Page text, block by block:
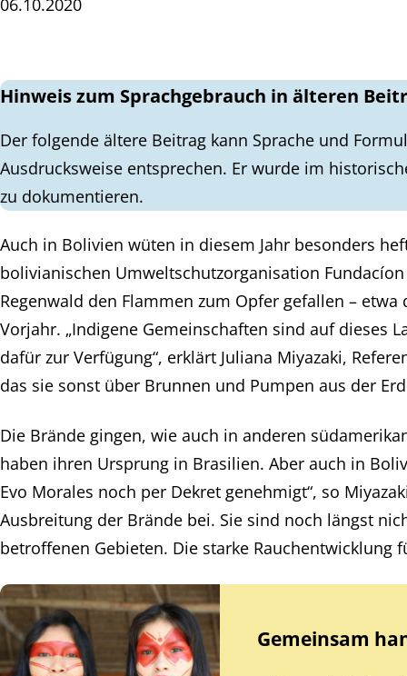
Hinweis zum Sprachgebrauch in älteren
Der folgende ältere Beitrag kann Sprache und
Ausdrucksweise entsprechen. Er wurde im
zu dokumentieren.
Auch in Bolivien wüten in diesem Jahr besonders
bolivianischen Umweltschutzorganisation
Regenwald den Flammen zum Opfer gefallen –
Vorjahr. „Indigene Gemeinschaften sind auf dieses
dafür zur Verfügung“, erklärt Juliana Miyazaki,
das sie sonst über Brunnen und Pumpen aus der
Die Brände gingen, wie auch in anderen
haben ihren Ursprung in Brasilien. Aber auch in
Evo Morales noch per Dekret genehmigt“, so
Ausbreitung der Brände bei. Sie sind noch längst
betroffenen Gebieten. Die starke Rauchentwicklung
Gemeinsam